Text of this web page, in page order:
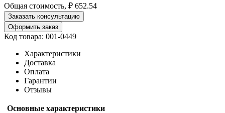
Общая стоимость, ₽ 652.54
Заказать консультацию
Оформить заказ
Код товара: 001-0449
Характеристики
Доставка
Оплата
Гарантии
Отзывы
Основные характеристики